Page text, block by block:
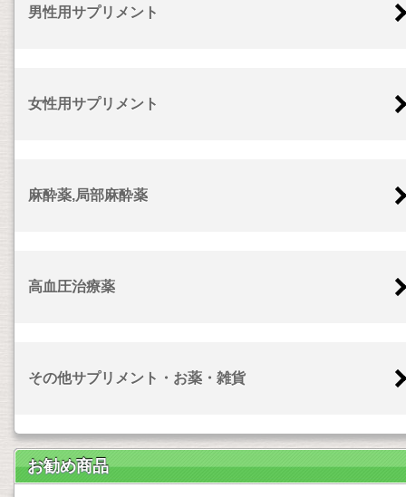
男性用サプリメント
女性用サプリメント
麻酔薬,局部麻酔薬
高血圧治療薬
その他サプリメント・お薬・雑貨
お勧め商品